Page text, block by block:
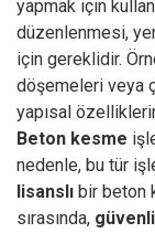
yapmak için
düzenlenmesi,
için gereklidir.
döşemeleri veya
yapısal
Beton kesme
nedenle, bu tür
lisanslı bir beton
sırasında,